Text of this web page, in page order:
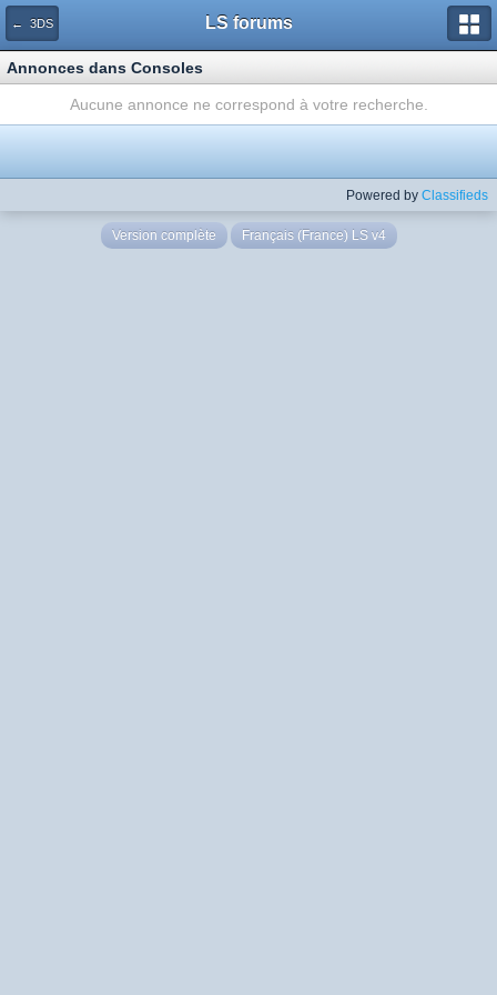
← 3DS LS forums
Annonces dans Consoles
Aucune annonce ne correspond à votre recherche.
Powered by Classifieds
Version complète Français (France) LS v4